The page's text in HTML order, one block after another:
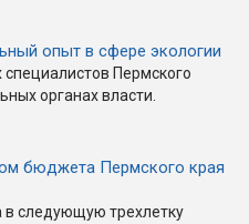
опыт в сфере экологии
Пермского
органах власти.
бюджета Пермского края
в следующую трехлетку